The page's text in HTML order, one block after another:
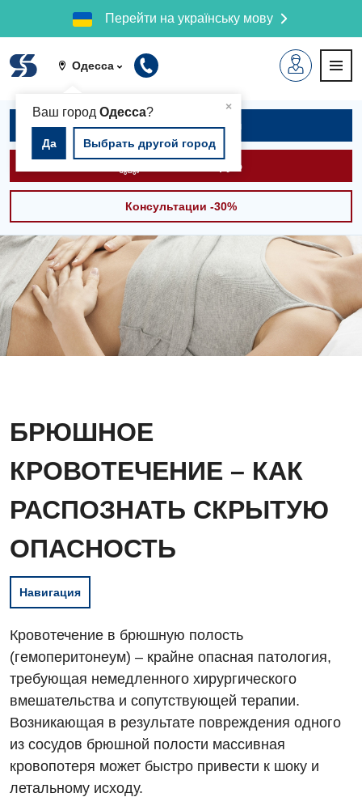
Перейти на українську мову
Одесса
×
Ваш город Одесса?
Да Выбрать другой город
Записаться на приём
Вызвать скорую
Консультации -30%
БРЮШНОЕ
КРОВОТЕЧЕНИЕ – КАК
РАСПОЗНАТЬ СКРЫТУЮ
ОПАСНОСТЬ
Навигация
Кровотечение в брюшную полость
(гемоперитонеум) – крайне опасная патология,
требующая немедленного хирургического
вмешательства и сопутствующей терапии.
Возникающая в результате повреждения одного
из сосудов брюшной полости массивная
кровопотеря может быстро привести к шоку и
летальному исходу.